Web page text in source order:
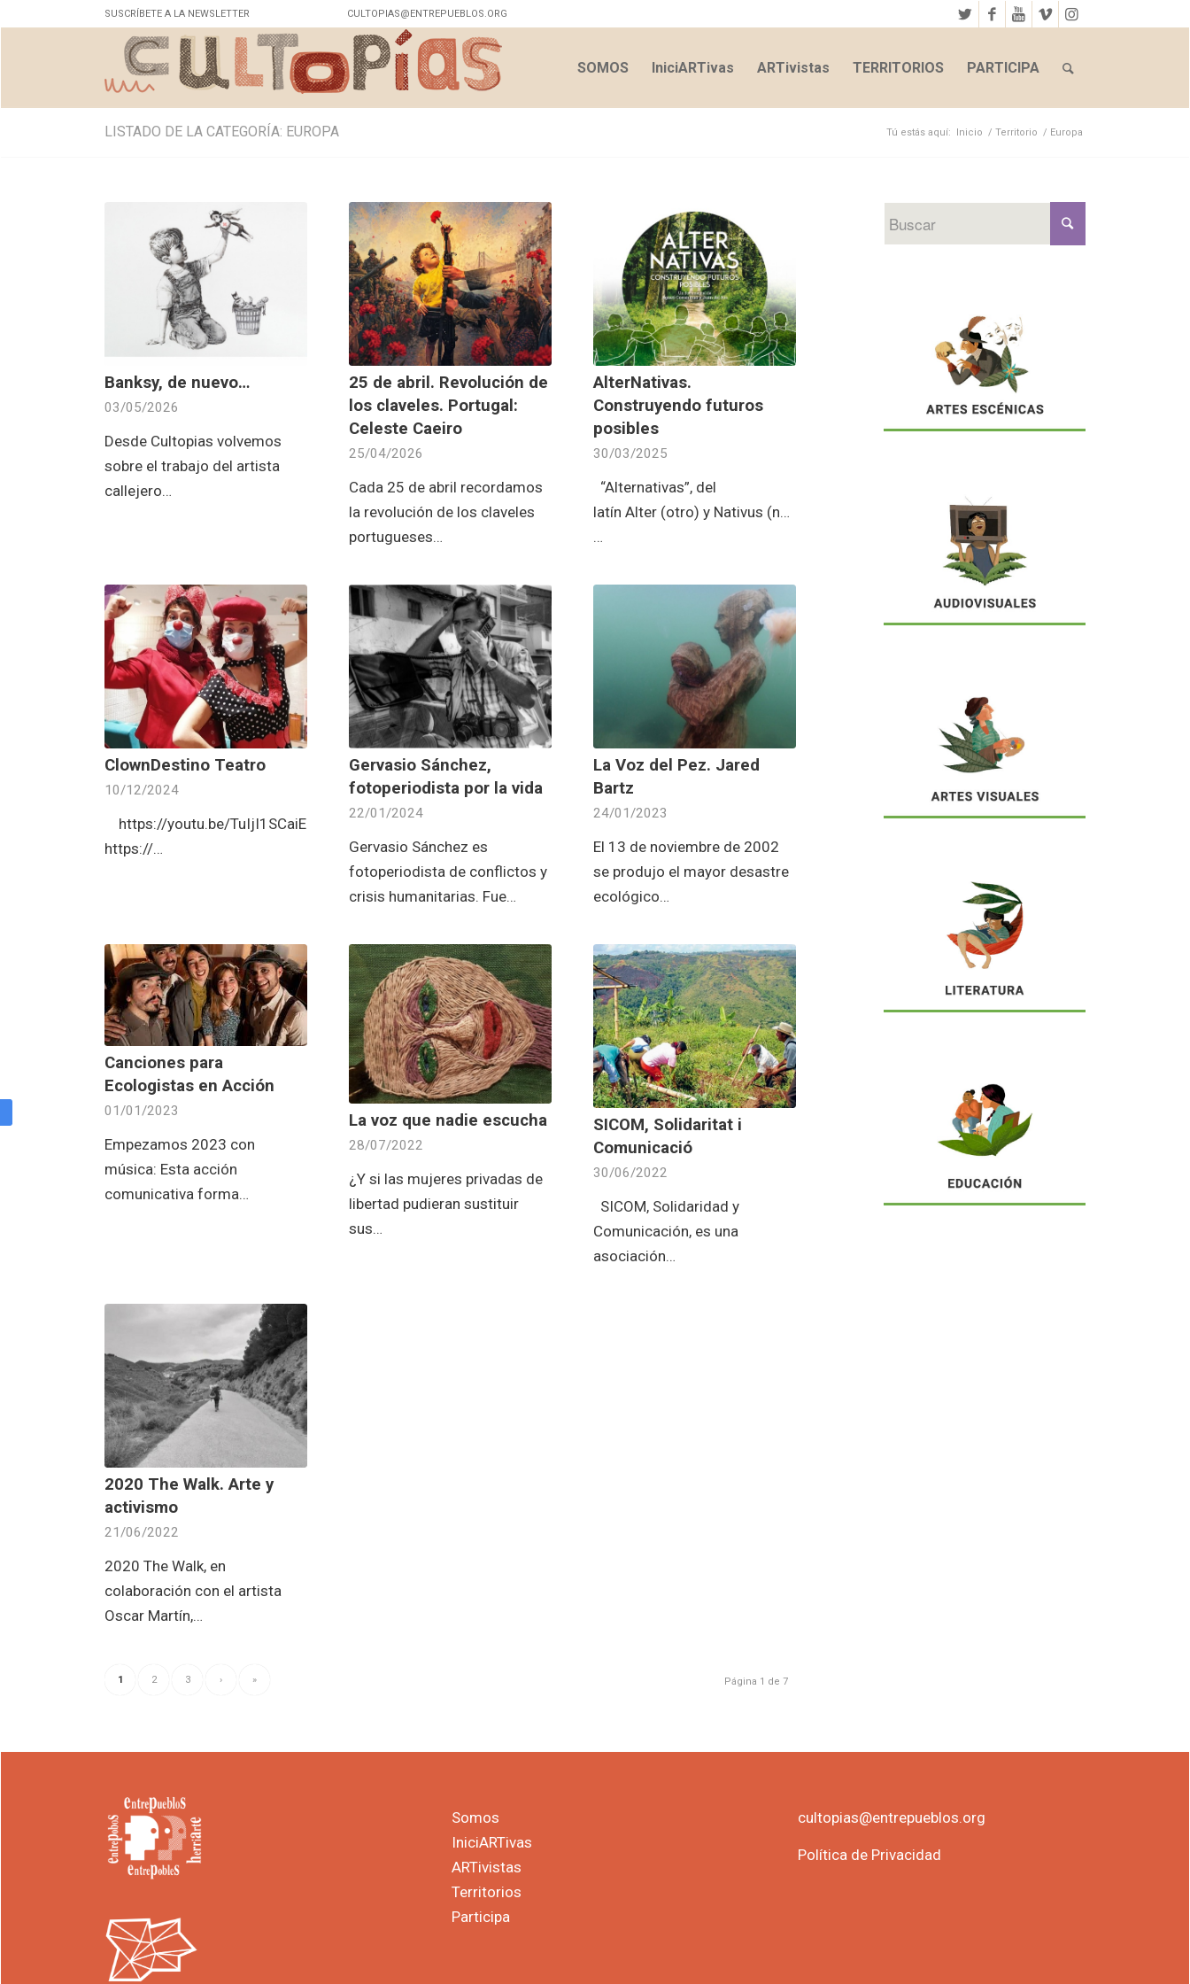
SUSCRÍBETE A LA NEWSLETTER CULTOPIAS@ENTREPUEBLOS.ORG
SOMOS IniciARTivas ARTivistas TERRITORIOS PARTICIPA
LISTADO DE LA CATEGORÍA: EUROPA Tú estás aquí: Inicio / Territorio / Europa
Banksy, de nuevo…
03/05/2026
Desde Cultopias volvemos
sobre el trabajo del artista
callejero…
25 de abril. Revolución de
los claveles. Portugal:
Celeste Caeiro
25/04/2026
Cada 25 de abril recordamos
la revolución de los claveles
portugueses…
AlterNativas.
Construyendo futuros
posibles
30/03/2025
“Alternativas”, del
latín Alter (otro) y Nativus (nacido),
…
ClownDestino Teatro
10/12/2024
https://youtu.be/TuIjI1SCaiE
https://…
Gervasio Sánchez,
fotoperiodista por la vida
22/01/2024
Gervasio Sánchez es
fotoperiodista de conflictos y
crisis humanitarias. Fue…
La Voz del Pez. Jared
Bartz
24/01/2023
El 13 de noviembre de 2002
se produjo el mayor desastre
ecológico…
Canciones para
Ecologistas en Acción
01/01/2023
Empezamos 2023 con
música: Esta acción
comunicativa forma…
La voz que nadie escucha
28/07/2022
¿Y si las mujeres privadas de
libertad pudieran sustituir
sus…
SICOM, Solidaritat i
Comunicació
30/06/2022
SICOM, Solidaridad y
Comunicación, es una
asociación…
2020 The Walk. Arte y
activismo
21/06/2022
2020 The Walk, en
colaboración con el artista
Oscar Martín,…
Página 1 de 7
1 2 3 › »
Somos
IniciARTivas
ARTivistas
Territorios
Participa
cultopias@entrepueblos.org
Política de Privacidad